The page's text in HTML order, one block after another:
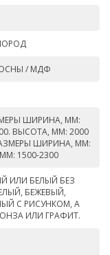
/ МДФ
ШИРИНА, ММ:
ВЫСОТА, ММ: 2000
ШИРИНА, ММ:
1500-2300
ИЛИ БЕЛЫЙ БЕЗ
БЕЖЕВЫЙ,
С РИСУНКОМ, А
ИЛИ ГРАФИТ.